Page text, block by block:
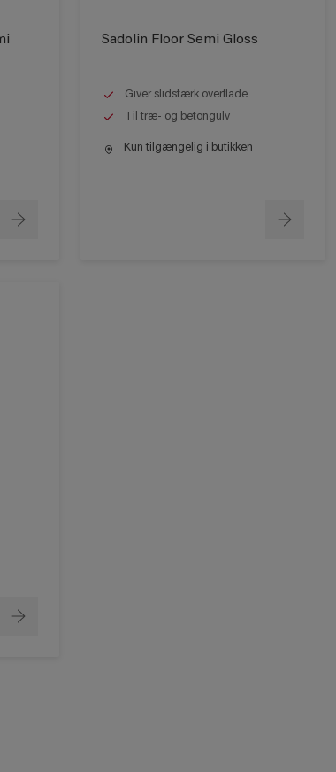
Sadolin Floor Semi Gloss
Giver slidstærk overflade
Til træ- og betongulv
Kun tilgængelig i butikken